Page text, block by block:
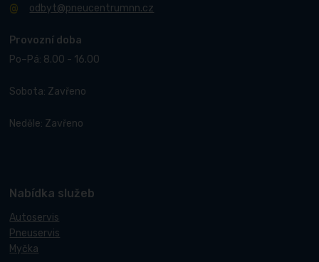
odbyt@pneucentrumnn.cz
Provozní doba
Po–Pá: 8.00 - 16.00
Sobota: Zavřeno
Neděle: Zavřeno
Nabídka služeb
Autoservis
Pneuservis
Myčka